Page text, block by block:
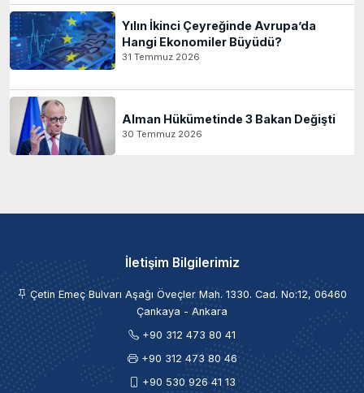
Yılın İkinci Çeyreğinde Avrupa’da
Hangi Ekonomiler Büyüdü?
31 Temmuz 2026
Alman Hükümetinde 3 Bakan Değişti
30 Temmuz 2026
İletişim Bilgilerimiz
Çetin Emeç Bulvarı Aşağı Öveçler Mah. 1330. Cad. No:12, 06460
Çankaya - Ankara
+90 312 473 80 41
+90 312 473 80 46
+90 530 926 41 13